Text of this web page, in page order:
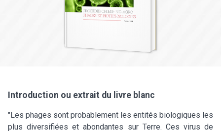
Introduction ou extrait du livre blanc
"Les phages sont probablement les entités biologiques les
plus diversifiées et abondantes sur Terre. Ces virus de